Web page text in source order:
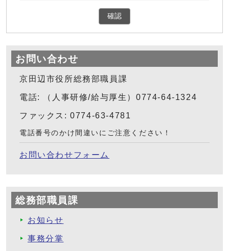
確認
お問い合わせ
京田辺市役所総務部職員課
電話: （人事研修/給与厚生）0774-64-1324
ファックス: 0774-63-4781
電話番号のかけ間違いにご注意ください！
お問い合わせフォーム
総務部職員課
お知らせ
事務分掌